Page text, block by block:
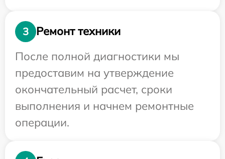
3
Ремонт техники
После полной диагностики мы
предоставим на утверждение
окончательный расчет, сроки
выполнения и начнем ремонтные
операции.